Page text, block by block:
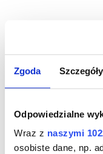
Zgoda Szczegóły
Odpowiedzialne
Wraz z naszymi
osobiste dane, np.